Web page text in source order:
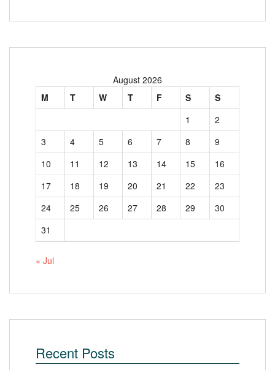
August 2026
M
T W T F S
S
1
2
3
4 5 6 7 8
9
10
11 12 13 14 15
16
17
18 19 20 21 22
23
24
25 26 27 28 29
30
31
« Jul
Recent Posts